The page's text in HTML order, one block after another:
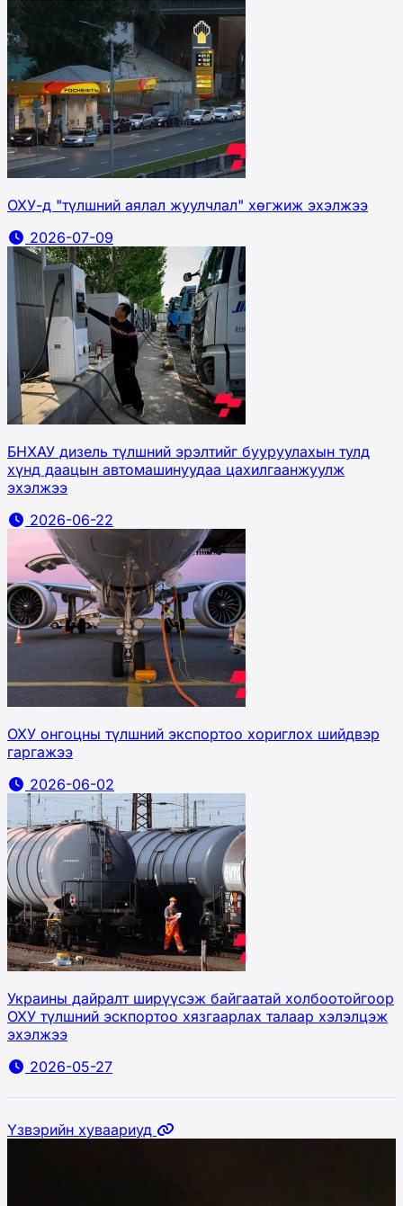
ОХУ-д "түлшний аялал жуулчлал" хөгжиж эхэлжээ
2026-07-09
БНХАУ дизель түлшний эрэлтийг бууруулахын тулд
хүнд даацын автомашинуудаа цахилгаанжуулж
эхэлжээ
2026-06-22
ОХУ онгоцны түлшний экспортоо хориглох шийдвэр
гаргажээ
2026-06-02
Украины дайралт ширүүсэж байгаатай холбоотойгоор
ОХУ түлшний эскпортоо хязгаарлах талаар хэлэлцэж
эхэлжээ
2026-05-27
Үзвэрийн хуваариуд